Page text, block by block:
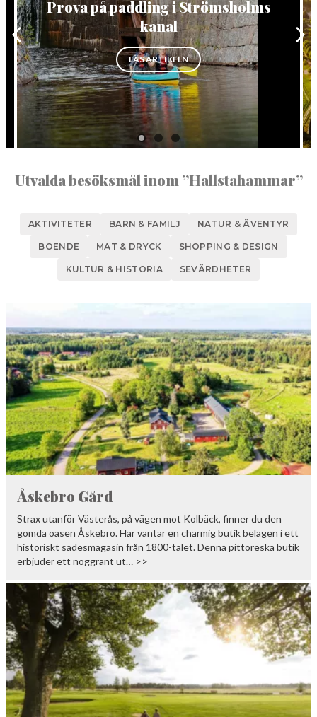
NORBERG
SALA
SKINNSKATTEBERG
SURAHAMMAR
VÄSTERÅS
Sök
Prova på paddling i Strömsholms
kanal
LÄS ARTIKELN”PROVA PÅ PADDLING I
Utvalda besöksmål inom ”Hallstahammar”
AKTIVITETER BARN & FAMILJ NATUR & ÄVENTYR
BOENDE MAT & DRYCK SHOPPING & DESIGN
KULTUR & HISTORIA SEVÄRDHETER
Åskebro Gård
Strax utanför Västerås, på vägen mot Kolbäck, finner du den
gömda oasen Åskebro. Här väntar en charmig butik belägen i ett
historiskt sädesmagasin från 1800-talet. Denna pittoreska butik
erbjuder ett noggrant ut… >>